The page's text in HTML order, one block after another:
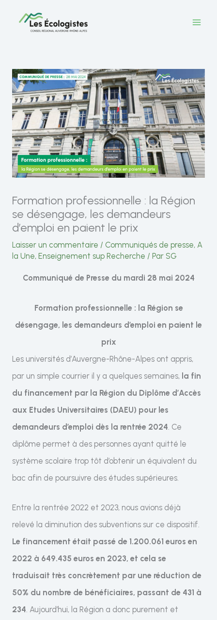
Formation professionnelle : la Région
se désengage, les demandeurs
d’emploi en paient le prix
Laisser un commentaire / Communiqués de presse,A
la Une,Enseignement sup Recherche / Par SG
Communiqué de Presse du mardi 28 mai 2024
Formation professionnelle : la Région se
désengage, les demandeurs d’emploi en paient le
prix
Les universités d’Auvergne-Rhône-Alpes ont appris,
par un simple courrier il y a quelques semaines, la fin
du financement par la Région du Diplôme d’Accès
aux Etudes Universitaires (DAEU) pour les
demandeurs d’emploi dès la rentrée 2024 . Ce
diplôme permet à des personnes ayant quitté le
système scolaire trop tôt d’obtenir un équivalent du
bac afin de poursuivre des études supérieures.
Entre la rentrée 2022 et 2023, nous avions déjà
relevé la diminution des subventions sur ce dispositif.
Le financement était passé de 1.200.061 euros en
2022 à 649.435 euros en 2023, et cela se
traduisait très concrètement par une réduction de
50% du nombre de bénéficiaires, passant de 431 à
234 . Aujourd’hui, la Région a donc purement et